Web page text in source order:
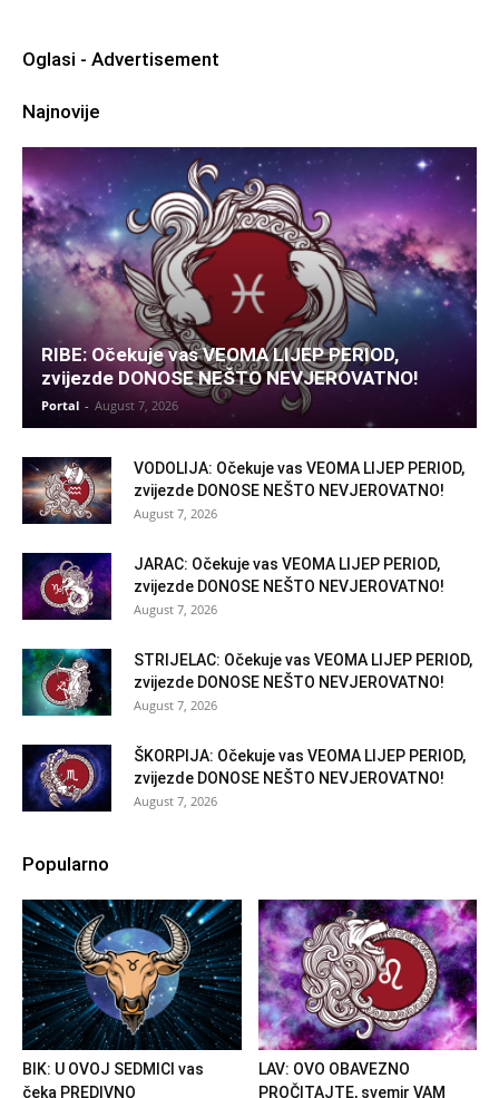
Oglasi - Advertisement
Najnovije
RIBE: Očekuje vas VEOMA LIJEP PERIOD,
zvijezde DONOSE NEŠTO NEVJEROVATNO!
Portal - August 7, 2026
VODOLIJA: Očekuje vas VEOMA LIJEP PERIOD,
zvijezde DONOSE NEŠTO NEVJEROVATNO!
August 7, 2026
JARAC: Očekuje vas VEOMA LIJEP PERIOD,
zvijezde DONOSE NEŠTO NEVJEROVATNO!
August 7, 2026
STRIJELAC: Očekuje vas VEOMA LIJEP PERIOD,
zvijezde DONOSE NEŠTO NEVJEROVATNO!
August 7, 2026
ŠKORPIJA: Očekuje vas VEOMA LIJEP PERIOD,
zvijezde DONOSE NEŠTO NEVJEROVATNO!
August 7, 2026
Popularno
BIK: U OVOJ SEDMICI vas
čeka PREDIVNO
LAV: OVO OBAVEZNO
PROČITAJTE, svemir VAM